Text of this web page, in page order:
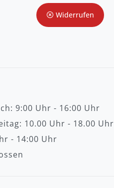
z
u
e
r
:
Widerrufen
9:00 Uhr - 16:00 Uhr
10.00 Uhr - 18.00 Uhr
- 14:00 Uhr